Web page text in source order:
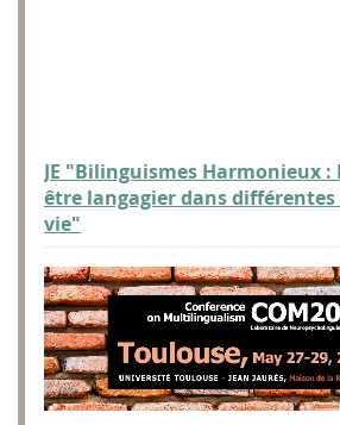
JE "Bilinguismes Harmonieux :
être langagier dans
vie"